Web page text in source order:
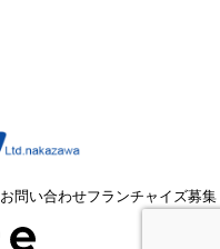
お問い合わせフランチャイズ募集